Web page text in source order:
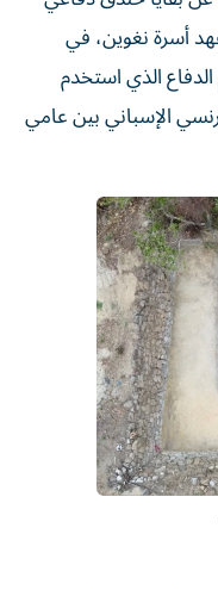
أسرة نغوين، في
الذي استخدم
الإسباني بين عامي